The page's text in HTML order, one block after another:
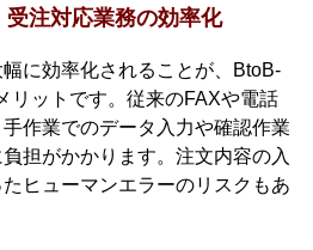
注対応業務の効率化
に効率化されることが、BtoB-
リットです。従来のFAXや電話
作業でのデータ入力や確認作業
担がかかります。注文内容の入
ヒューマンエラーのリスクもあ